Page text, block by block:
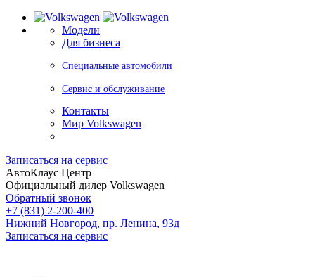
Модели
Для бизнеса
Специальные автомобили
Сервис и обслуживание
Контакты
Мир Volkswagen
Записаться на сервис
АвтоКлаус Центр
Официальный дилер Volkswagen
Обратный звонок
+7 (831) 2-200-400
Нижний Новгород, пр. Ленина, 93д
Записаться на сервис